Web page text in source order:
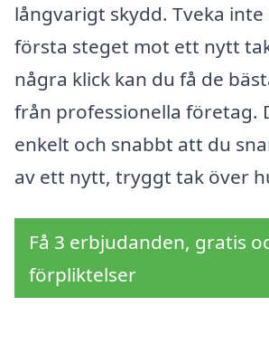
långvarigt skydd. Tveka
första steget mot ett nytt
några klick kan du få de
från professionella företag.
enkelt och snabbt att du
av ett nytt, tryggt tak över
Få 3 erbjudanden, gratis
förpliktelser